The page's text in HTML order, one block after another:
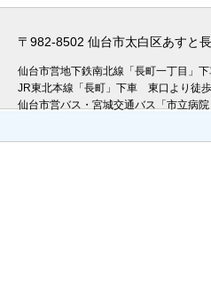
〒982-8502 仙台市太白区あす
仙台市営地下鉄南北線「長町一丁目
JR東北本線「長町」下車 東口より徒
仙台市営バス・宮城交通バス「市立病